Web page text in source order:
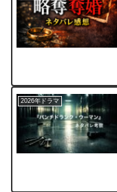
2026年ドラマ